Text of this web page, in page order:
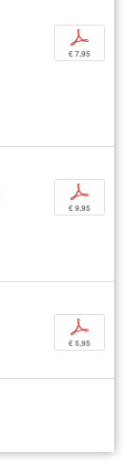
p
€ 7,95
p
€ 9,95
p
€ 5,95